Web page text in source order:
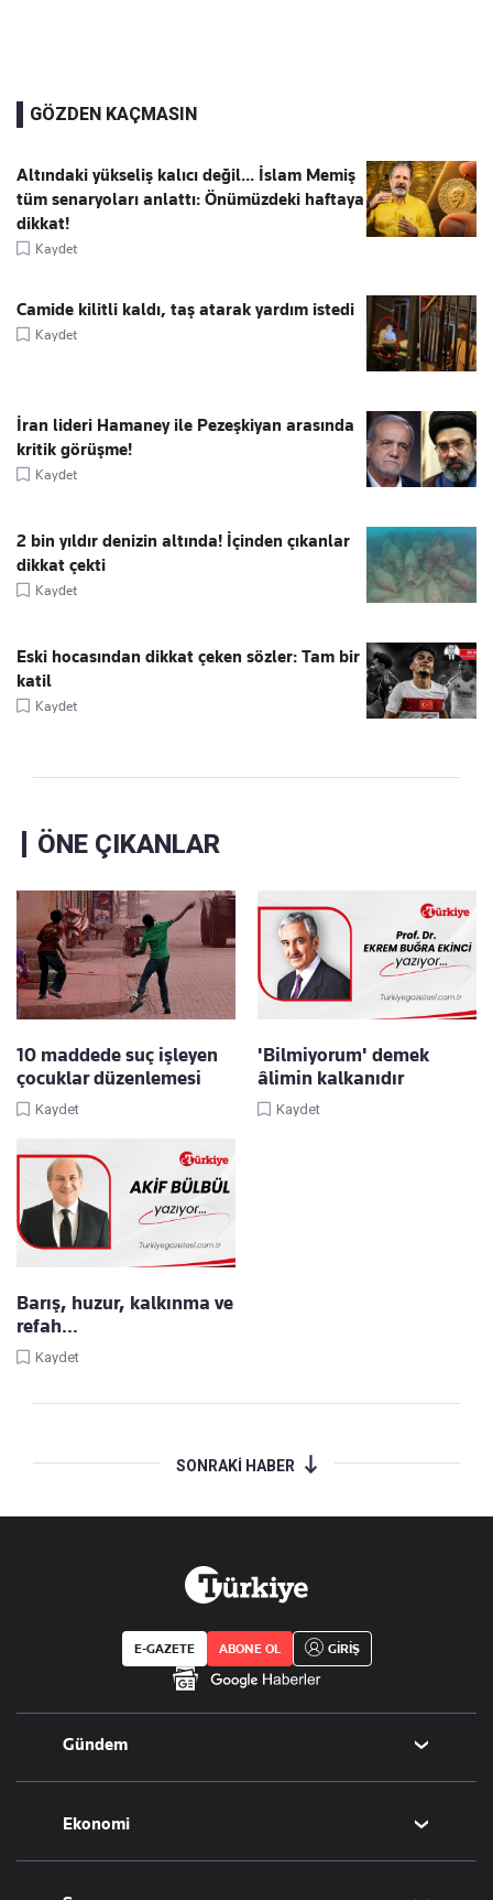
GÖZDEN KAÇMASIN
Altındaki yükseliş kalıcı değil... İslam Memiş
tüm senaryoları anlattı: Önümüzdeki haftaya
dikkat!
Kaydet
Camide kilitli kaldı, taş atarak yardım istedi
Kaydet
İran lideri Hamaney ile Pezeşkiyan arasında
kritik görüşme!
Kaydet
2 bin yıldır denizin altında! İçinden çıkanlar
dikkat çekti
Kaydet
Eski hocasından dikkat çeken sözler: Tam bir
katil
Kaydet
ÖNE ÇIKANLAR
10 maddede suç işleyen
çocuklar düzenlemesi
Kaydet
'Bilmiyorum' demek
âlimin kalkanıdır
Kaydet
Barış, huzur, kalkınma ve
refah…
Kaydet
SONRAKİ HABER
E-GAZETE ABONE OL GİRİŞ
Gündem
Politika
Eğitim
Ekonomi
Borsa